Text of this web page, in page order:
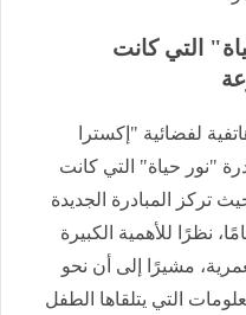
التي كانت
لفضائية "إكسترا
"نور حياة" التي كانت
تركز المبادرة الجديدة
الأطفال من سن 6 إلى 12 عامًا، نظرًا للأهمية الكبيرة
مشيرًا إلى أن نحو
التي يتلقاها الطفل